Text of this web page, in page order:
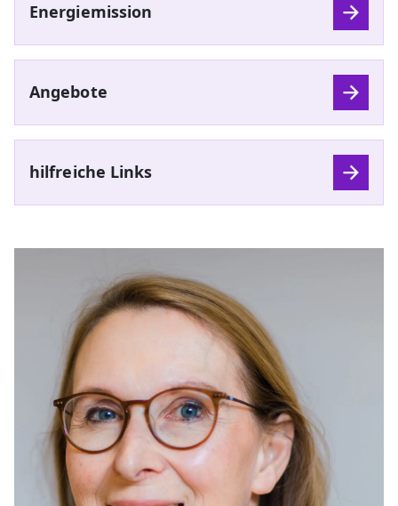
Energiemission
Angebote
hilfreiche Links